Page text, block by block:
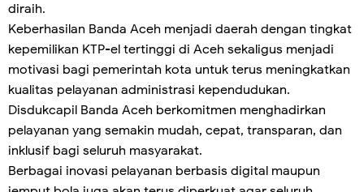
diraih.
Keberhasilan Banda Aceh menjadi daerah dengan tingkat
kepemilikan KTP-el tertinggi di Aceh sekaligus menjadi
motivasi bagi pemerintah kota untuk terus meningkatkan
kualitas pelayanan administrasi kependudukan.
Disdukcapil Banda Aceh berkomitmen menghadirkan
pelayanan yang semakin mudah, cepat, transparan, dan
inklusif bagi seluruh masyarakat.
Berbagai inovasi pelayanan berbasis digital maupun